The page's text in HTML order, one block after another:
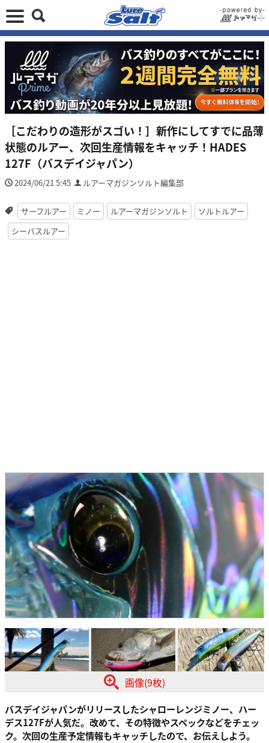
［こだわりの造形がスゴい！］新作にしてすでに品薄
状態のルアー、次回生産情報をキャッチ！HADES
127F（バスデイジャパン）
2024/06/21 5:45 ルアーマガジンソルト編集部
サーフルアー ミノー ルアーマガジンソルト
ソルトルアー
シーバスルアー
画像(9枚)
バスデイジャパンがリリースしたシャローレンジミノー、ハー
デス127Fが人気だ。改めて、その特徴やスペックなどをチェッ
ク。次回の生産予定情報もキャッチしたので、お伝えしよう。